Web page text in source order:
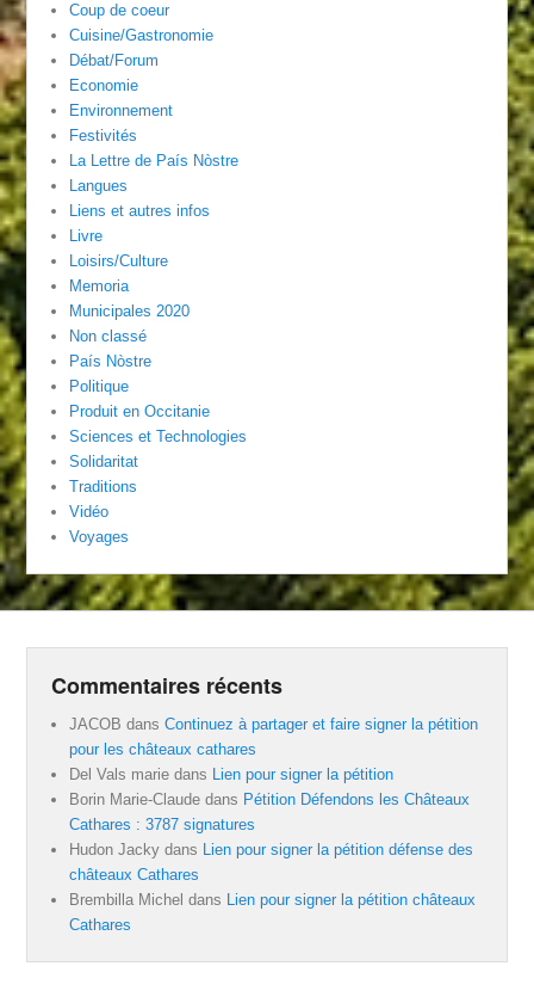
Coup de coeur
Cuisine/Gastronomie
Débat/Forum
Economie
Environnement
Festivités
La Lettre de País Nòstre
Langues
Liens et autres infos
Livre
Loisirs/Culture
Memoria
Municipales 2020
Non classé
País Nòstre
Politique
Produit en Occitanie
Sciences et Technologies
Solidaritat
Traditions
Vidéo
Voyages
Commentaires récents
JACOB dansContinuez à partager et faire signer la pétition
pour les châteaux cathares
Del Vals marie dans Lien pour signer la pétition
Borin Marie-Claude dans Pétition Défendons les Châteaux
Cathares : 3787 signatures
Hudon Jacky dans Lien pour signer la pétition défense des
châteaux Cathares
Brembilla Michel dans Lien pour signer la pétition châteaux
Cathares